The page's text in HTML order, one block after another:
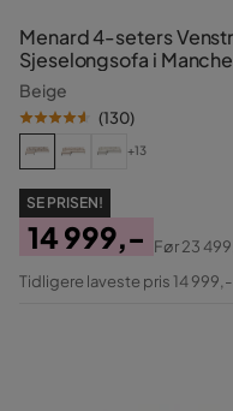
Menard 4-seters
Sjeselongsofa i
Beige
(130)
+13
SE PRISEN!
Pris
14 999,-
Original
Før23
Tidligere laveste pris 14 999,-